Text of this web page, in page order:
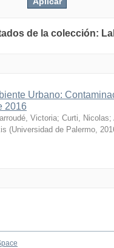
de la colección:
Urbano:
2016
Victoria; Curti, Nicolas;
(Universidad de Palermo,